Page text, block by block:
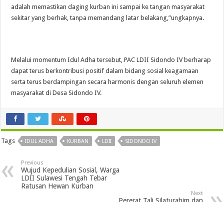
adalah memastikan daging kurban ini sampai ke tangan masyarakat
sekitar yang berhak, tanpa memandang latar belakang,”ungkapnya.
Melalui momentum Idul Adha tersebut, PAC LDII Sidondo IV berharap
dapat terus berkontribusi positif dalam bidang sosial keagamaan
serta terus berdampingan secara harmonis dengan seluruh elemen
masyarakat di Desa Sidondo IV.
Tags IDUL ADHA KURBAN LDII SIDONDO IV
Previous
Wujud Kepedulian Sosial, Warga
LDII Sulawesi Tengah Tebar
Ratusan Hewan Kurban
Next
Pererat Tali Silaturahim dan